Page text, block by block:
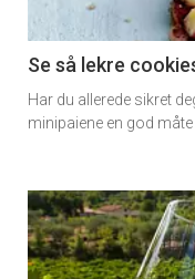
section
11
Ukens
Se så lekre
Har du allerede sikret
minipaiene en god
Events
single